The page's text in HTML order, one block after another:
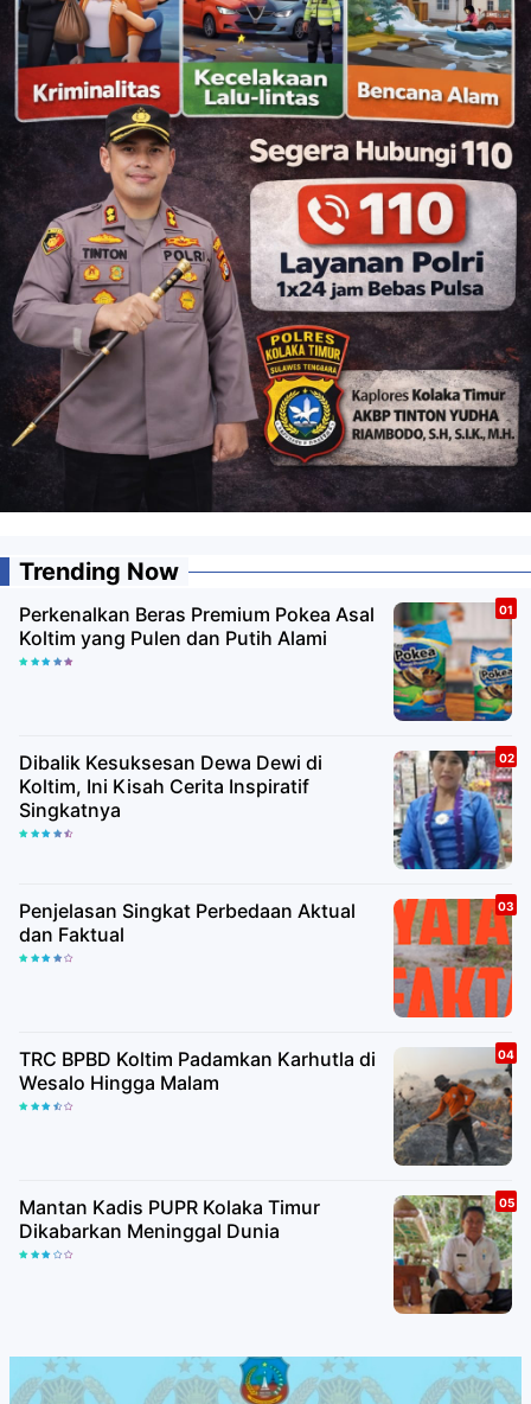
Trending Now
Perkenalkan Beras Premium Pokea Asal
Koltim yang Pulen dan Putih Alami
Dibalik Kesuksesan Dewa Dewi di
Koltim, Ini Kisah Cerita Inspiratif
Singkatnya
Penjelasan Singkat Perbedaan Aktual
dan Faktual
TRC BPBD Koltim Padamkan Karhutla di
Wesalo Hingga Malam
Mantan Kadis PUPR Kolaka Timur
Dikabarkan Meninggal Dunia